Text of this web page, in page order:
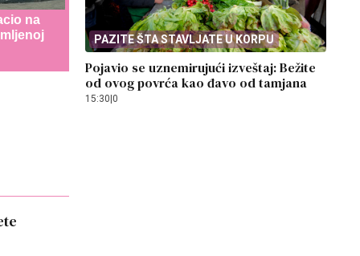
na
PAZITE ŠTA STAVLJATE U KORPU
Pojavio se uznemirujući izveštaj: Bežite
od ovog povrća kao đavo od tamjana
15:30|0